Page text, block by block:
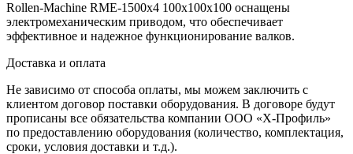
Rollen-Machine RME-1500х4 100х100х100 оснащены
электромеханическим приводом, что обеспечивает
эффективное и надежное функционирование валков.
Доставка и оплата
Не зависимо от способа оплаты, мы можем заключить с
клиентом договор поставки оборудования. В договоре будут
прописаны все обязательства компании ООО «Х-Профиль»
по предоставлению оборудования (количество, комплектация,
сроки, условия доставки и т.д.).